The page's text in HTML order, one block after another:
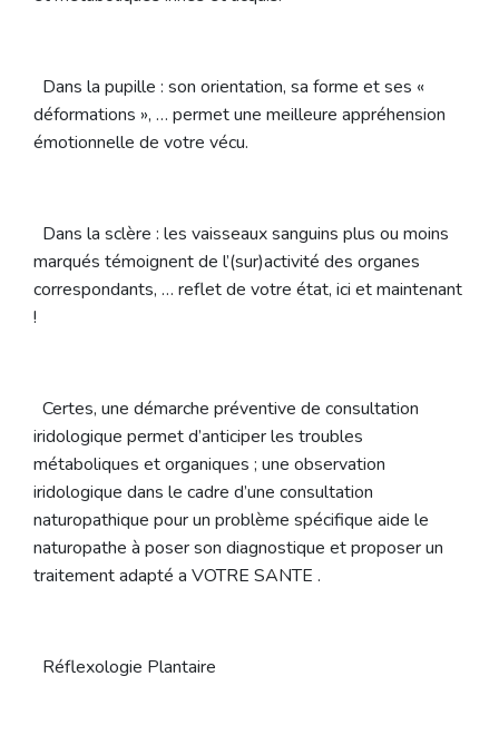
Dans la pupille : son orientation, sa forme et ses «
déformations », … permet une meilleure appréhension
émotionnelle de votre vécu.
Dans la sclère : les vaisseaux sanguins plus ou moins
marqués témoignent de l’(sur)activité des organes
correspondants, … reflet de votre état, ici et maintenant
!
Certes, une démarche préventive de consultation
iridologique permet d’anticiper les troubles
métaboliques et organiques ; une observation
iridologique dans le cadre d’une consultation
naturopathique pour un problème spécifique aide le
naturopathe à poser son diagnostique et proposer un
traitement adapté a VOTRE SANTE .
Réflexologie Plantaire